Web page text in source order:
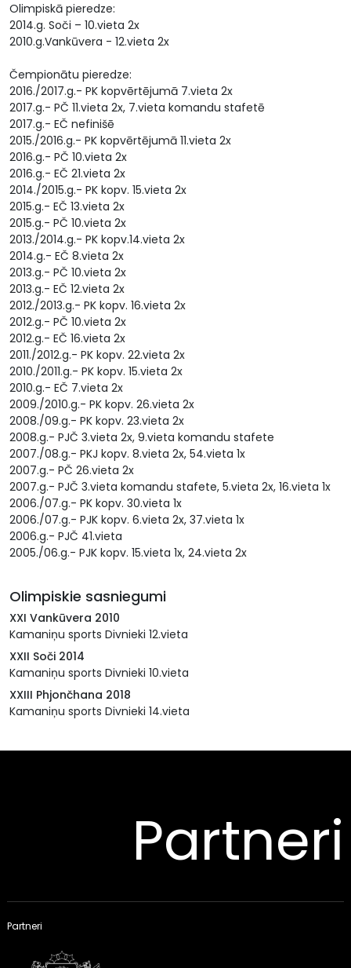
Olimpiskā pieredze:
2014.g. Soči – 10.vieta 2x
2010.g.Vankūvera - 12.vieta 2x
Čempionātu pieredze:
2016./2017.g.- PK kopvērtējumā 7.vieta 2x
2017.g.- PČ 11.vieta 2x, 7.vieta komandu stafetē
2017.g.- EČ nefinišē
2015./2016.g.- PK kopvērtējumā 11.vieta 2x
2016.g.- PČ 10.vieta 2x
2016.g.- EČ 21.vieta 2x
2014./2015.g.- PK kopv. 15.vieta 2x
2015.g.- EČ 13.vieta 2x
2015.g.- PČ 10.vieta 2x
2013./2014.g.- PK kopv.14.vieta 2x
2014.g.- EČ 8.vieta 2x
2013.g.- PČ 10.vieta 2x
2013.g.- EČ 12.vieta 2x
2012./2013.g.- PK kopv. 16.vieta 2x
2012.g.- PČ 10.vieta 2x
2012.g.- EČ 16.vieta 2x
2011./2012.g.- PK kopv. 22.vieta 2x
2010./2011.g.- PK kopv. 15.vieta 2x
2010.g.- EČ 7.vieta 2x
2009./2010.g.- PK kopv. 26.vieta 2x
2008./09.g.- PK kopv. 23.vieta 2x
2008.g.- PJČ 3.vieta 2x, 9.vieta komandu stafete
2007./08.g.- PKJ kopv. 8.vieta 2x, 54.vieta 1x
2007.g.- PČ 26.vieta 2x
2007.g.- PJČ 3.vieta komandu stafete, 5.vieta 2x, 16.vieta 1x
2006./07.g.- PK kopv. 30.vieta 1x
2006./07.g.- PJK kopv. 6.vieta 2x, 37.vieta 1x
2006.g.- PJČ 41.vieta
2005./06.g.- PJK kopv. 15.vieta 1x, 24.vieta 2x
Olimpiskie sasniegumi
XXI Vankūvera 2010
Kamaniņu sports Divnieki 12.vieta
XXII Soči 2014
Kamaniņu sports Divnieki 10.vieta
XXIII Phjončhana 2018
Kamaniņu sports Divnieki 14.vieta
Partneri
Partneri